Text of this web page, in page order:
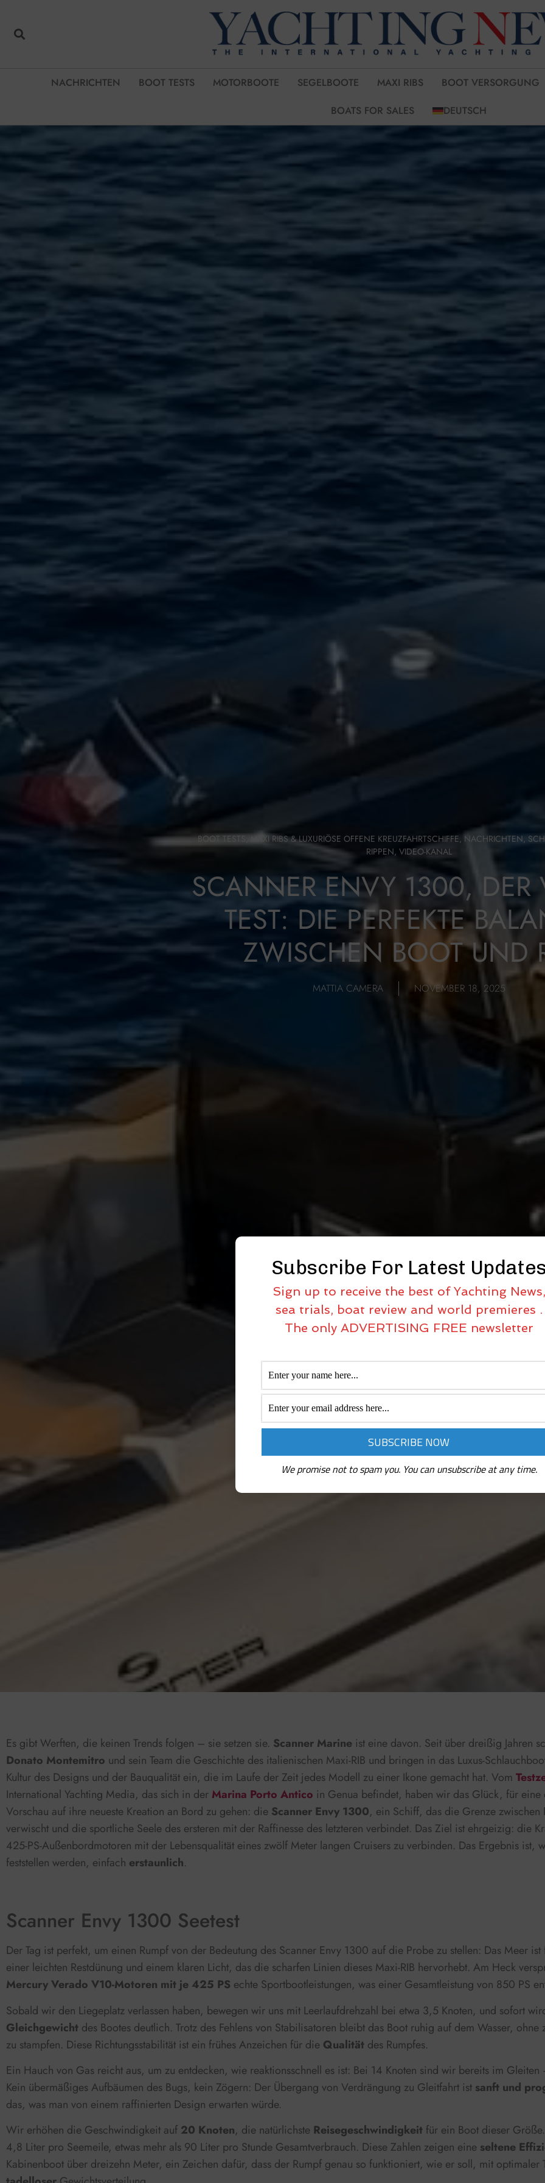
NACHRICHTEN BOOT TESTS MOTORBOOTE SEGELBOOTE MAXI RIBS
BOOT VERSORGUNG
BOATS FOR SALES
DEUTSCH
BOOT TESTS, MAXI RIBS & LUXURIÖSE OFFENE KREUZFAHRTSCHIFFE, NACHRICHTEN,
RIPPEN, VIDEO-KANAL
SCANNER ENVY 1300, DER
TEST: DIE PERFEKTE
ZWISCHEN BOOT UND
MATTIA CAMERA NOVEMBER 18, 2025
Es gibt Werften, die keinen Trends folgen – sie setzen sie. Scanner Marine ist eine davon. Seit über dreißig Jahren
Donato Montemitro und sein Team die Geschichte des italienischen Maxi-RIB und bringen in das Luxus-
Kultur des Designs und der Bauqualität ein, die im Laufe der Zeit jedes Modell zu einer Ikone gemacht hat. Vom
International Yachting Media, das sich in der Marina Porto Antico in Genua befindet, haben wir das Glück, für eine
Vorschau auf ihre neueste Kreation an Bord zu gehen: die Scanner Envy 1300, ein Schiff, das die Grenze zwischen
verwischt und die sportliche Seele des ersteren mit der Raffinesse des letzteren verbindet. Das Ziel ist ehrgeizig: die
425-PS-Außenbordmotoren mit der Lebensqualität eines zwölf Meter langen Cruisers zu verbinden. Das Ergebnis ist,
feststellen werden, einfach erstaunlich.
Scanner Envy 1300 Seetest
Der Tag ist perfekt, um einen Rumpf von der Bedeutung des Scanner Envy 1300 auf die Probe zu stellen: Das Meer
einer leichten Restdünung und einem klaren Licht, das die scharfen Linien dieses Maxi-RIB hervorhebt. Am Heck
Mercury Verado V10-Motoren mit je 425 PS echte Sportbootleistungen, was einer Gesamtleistung von 850 PS
Sobald wir den Liegeplatz verlassen haben, bewegen wir uns mit Leerlaufdrehzahl bei etwa 3,5 Knoten, und sofort
Gleichgewicht des Bootes deutlich. Trotz des Fehlens von Stabilisatoren bleibt das Boot ruhig auf dem Wasser,
zu stampfen. Diese Richtungsstabilität ist ein frühes Anzeichen für die Qualität des Rumpfes.
Ein Hauch von Gas reicht aus, um zu entdecken, wie reaktionsschnell es ist: Bei 14 Knoten sind wir bereits im
Kein übermäßiges Aufbäumen des Bugs, kein Zögern: Der Übergang von Verdrängung zu Gleitfahrt ist sanft und
das, was man von einem raffinierten Design erwarten würde.
Wir erhöhen die Geschwindigkeit auf 20 Knoten, die natürlichste Reisegeschwindigkeit für ein Boot dieser
4,8 Liter pro Seemeile, etwas mehr als 90 Liter pro Stunde Gesamtverbrauch. Diese Zahlen zeigen eine seltene
Kabinenboot über dreizehn Meter, ein Zeichen dafür, dass der Rumpf genau so funktioniert, wie er soll, mit optimaler
Subscribe For Latest
Sign up to receive the best of Yachting News,
sea trials, boat review and world premieres .
The only ADVERTISING FREE newsletter
We promise not to spam you. You can unsubscribe at any time.